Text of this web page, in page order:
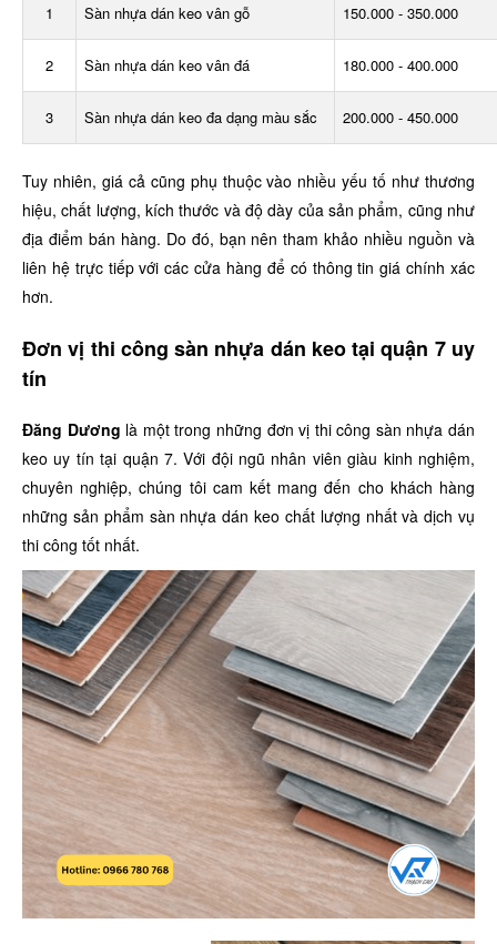
1 Sàn nhựa dán keo vân gỗ 150.000 - 350.000
2 Sàn nhựa dán keo vân đá 180.000 - 400.000
3 Sàn nhựa dán keo đa dạng màu sắc 200.000 - 450.000
Tuy nhiên, giá cả cũng phụ thuộc vào nhiều yếu tố như thương
hiệu, chất lượng, kích thước và độ dày của sản phẩm, cũng như
địa điểm bán hàng. Do đó, bạn nên tham khảo nhiều nguồn và
liên hệ trực tiếp với các cửa hàng để có thông tin giá chính xác
hơn.
Đơn vị thi công sàn nhựa dán keo tại quận 7 uy
tín
Đăng Dương là một trong những đơn vị thi công sàn nhựa dán
keo uy tín tại quận 7. Với đội ngũ nhân viên giàu kinh nghiệm,
chuyên nghiệp, chúng tôi cam kết mang đến cho khách hàng
những sản phẩm sàn nhựa dán keo chất lượng nhất và dịch vụ
thi công tốt nhất.